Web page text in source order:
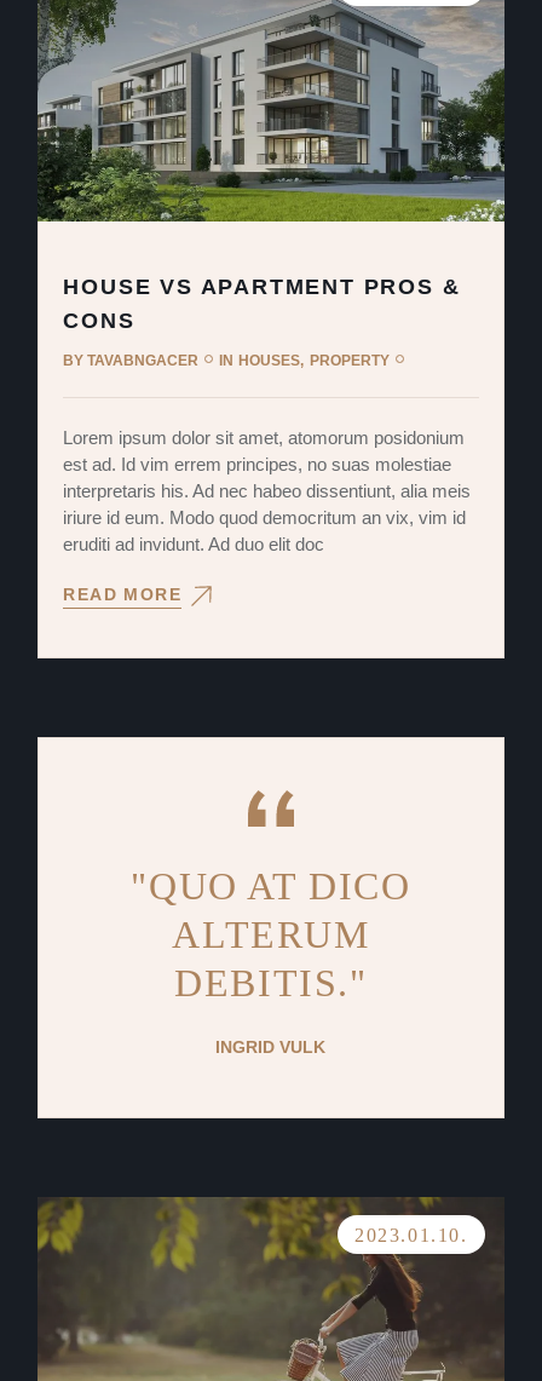
HOUSE VS APARTMENT PROS &
CONS
BYTAVABNGACER IN HOUSES PROPERTY
Lorem ipsum dolor sit amet, atomorum posidonium
est ad. Id vim errem principes, no suas molestiae
interpretaris his. Ad nec habeo dissentiunt, alia meis
iriure id eum. Modo quod democritum an vix, vim id
eruditi ad invidunt. Ad duo elit doc
READ MORE
"QUO AT DICO
ALTERUM
DEBITIS."
INGRID VULK
2023.01.10.